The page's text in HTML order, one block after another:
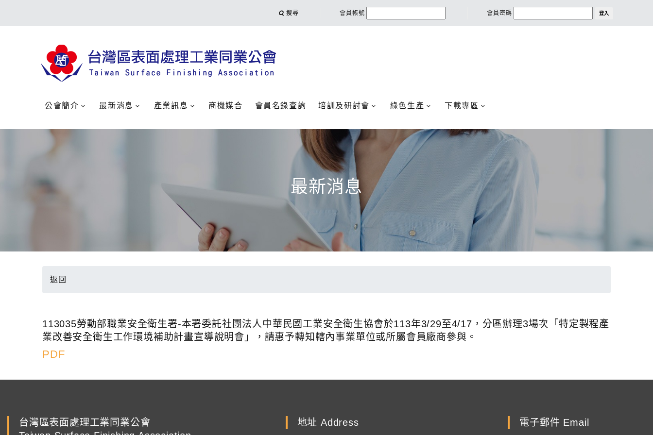
搜尋 會員帳號 會員密碼 登入
公會簡介 最新消息 產業訊息 商機媒合 會員名錄查詢 培訓及研討會 綠色生產 下載專區
最新消息
返回
113035勞動部職業安全衛生署-本署委託社團法人中華民國工業安全衛生協會於113年3/29至4/17，分區辦理3場次「特定製程產
業改善安全衛生工作環境補助計畫宣導說明會」，請惠予轉知轄內事業單位或所屬會員廠商參與。
PDF
台灣區表面處理工業同業公會
地址 Address 電子郵件 Email